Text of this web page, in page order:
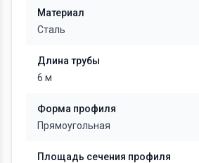
Материал
Сталь
Длина трубы
6 м
Форма профиля
Прямоугольная
Площадь сечения профиля